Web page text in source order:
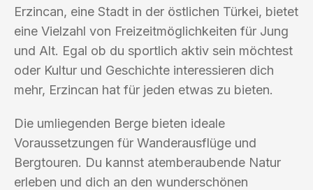
Erzincan, eine Stadt in der östlichen Türkei, bietet
eine Vielzahl von Freizeitmöglichkeiten für Jung
und Alt. Egal ob du sportlich aktiv sein möchtest
oder Kultur und Geschichte interessieren dich
mehr, Erzincan hat für jeden etwas zu bieten.
Die umliegenden Berge bieten ideale
Voraussetzungen für Wanderausflüge und
Bergtouren. Du kannst atemberaubende Natur
erleben und dich an den wunderschönen